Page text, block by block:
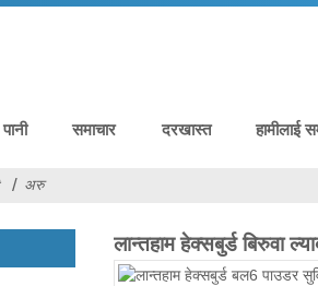
पानी समाचार दरखास्त हामीलाई
अरु
लान्तहाम हेक्सबुर्ड बिरुवा